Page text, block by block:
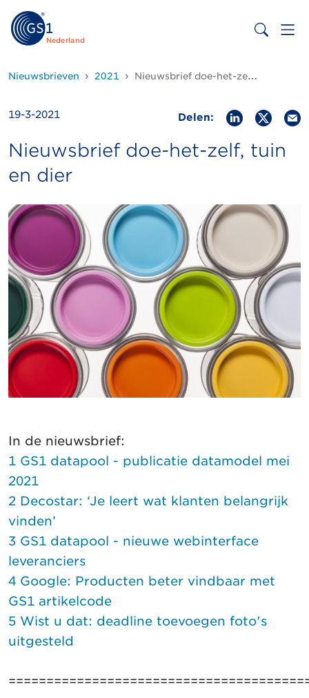
Nederland
Nieuwsbrieven 2021 Nieuwsbrief doe-het-zelf, tuin en dier 19 maart 2021
19-3-2021 Delen:
Nieuwsbrief doe-het-zelf, tuin
en dier
In de nieuwsbrief:
1 GS1 datapool - publicatie datamodel mei
2021
2 Decostar: ‘Je leert wat klanten belangrijk
vinden’
3 GS1 datapool - nieuwe webinterface
leveranciers
4 Google: Producten beter vindbaar met
GS1 artikelcode
5 Wist u dat: deadline toevoegen foto's
uitgesteld